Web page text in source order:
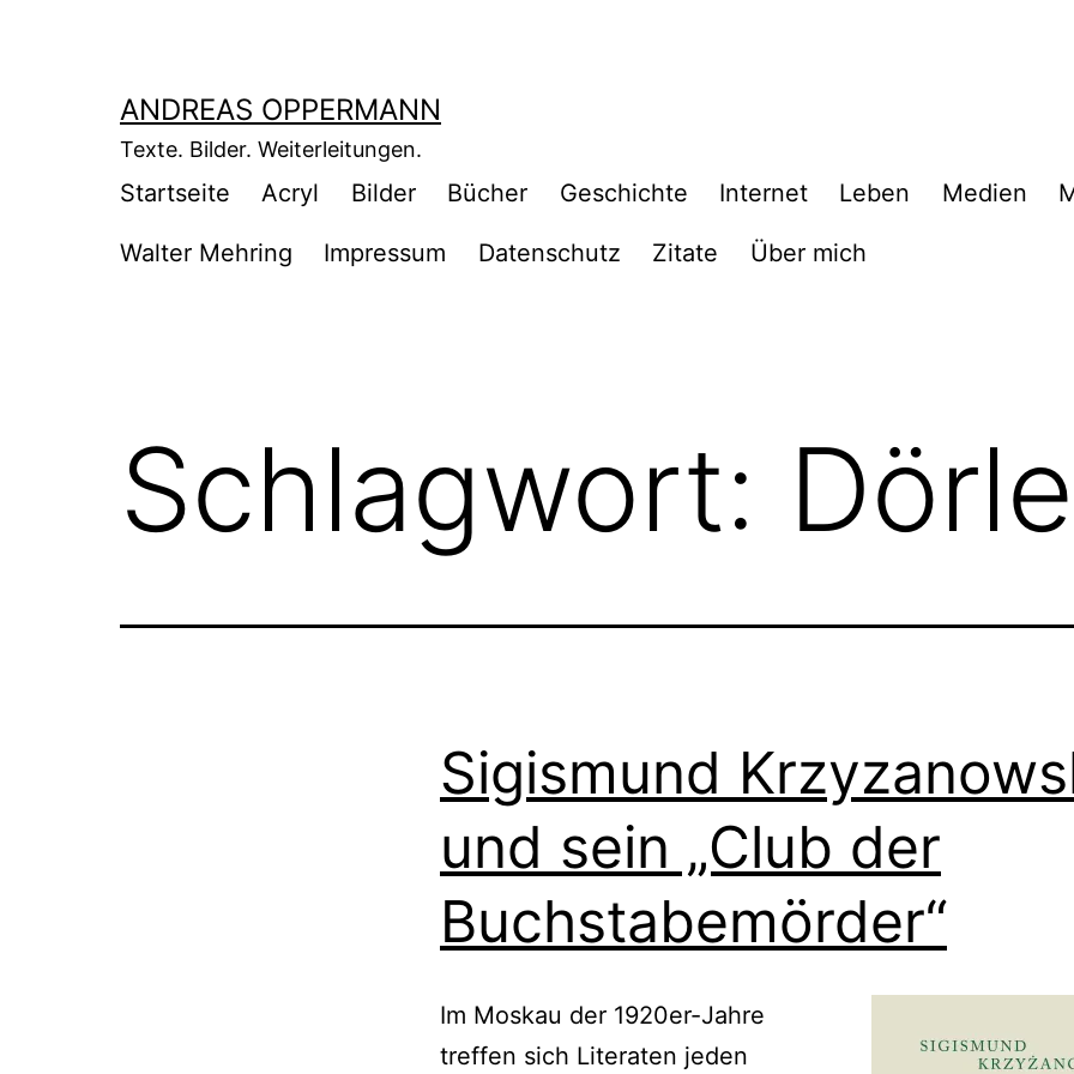
ANDREAS OPPERMANN
Texte. Bilder. Weiterleitungen.
Startseite Acryl Bilder Bücher Geschichte Internet Leben Medien
Walter Mehring Impressum Datenschutz Zitate Über mich
Schlagwort:
Sigismund
und sein „Club der
Buchstabemörder“
Im Moskau der 1920er-Jahre
treffen sich Literaten jeden